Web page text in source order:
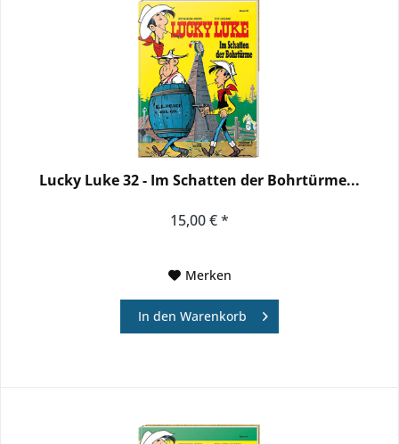
Lucky Luke 32 - Im Schatten der Bohrtürme...
15,00 € *
Merken
In den Warenkorb